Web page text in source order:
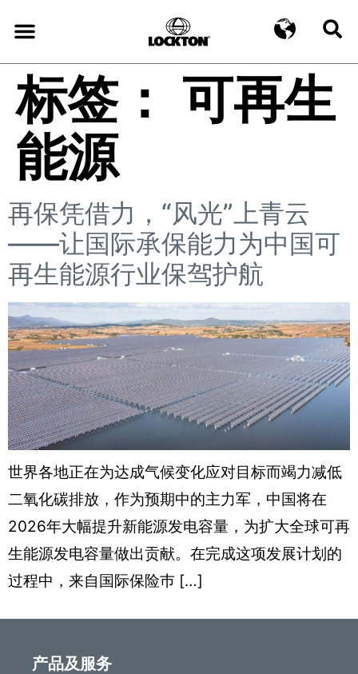
标签： 可再生
能源
再保凭借力，“风光”上青云
——让国际承保能力为中国可
再生能源行业保驾护航
世界各地正在为达成气候变化应对目标而竭力减低
二氧化碳排放，作为预期中的主力军，中国将在
2026年大幅提升新能源发电容量，为扩大全球可再
生能源发电容量做出贡献。在完成这项发展计划的
过程中，来自国际保险巿 […]
产品及服务